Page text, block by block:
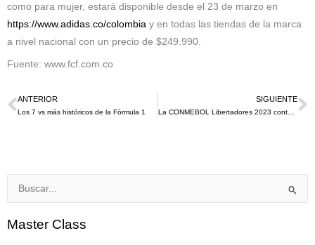
como para mujer, estará disponible desde el 23 de marzo en
https://www.adidas.co/colombia y en todas las tiendas de la marca
a nivel nacional con un precio de $249.990.
Fuente: www.fcf.com.co
Ant
ANTERIOR
Los 7 vs más históricos de la Fórmula 1
SIGUIENTE
La CONMEBOL Libertadores 2023 contará con álbum gracias a la alianza con Panini￼
Buscar
Master Class